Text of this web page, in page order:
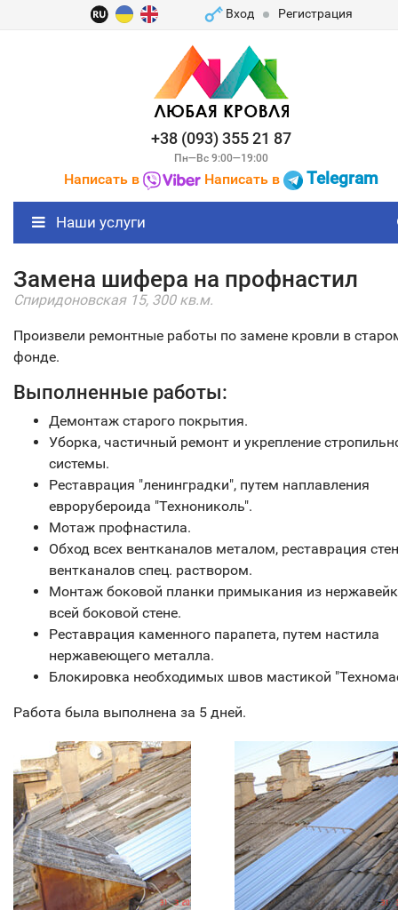
Вход Регистрация
+38 (093) 355 21 87
Пн—Вс 9:00—19:00
Написать в Написать в Telegram
Наши услуги
Замена шифера на профнастил
Спиридоновская 15, 300 кв.м.
Произвели ремонтные работы по замене кровли в
фонде.
Выполненные работы:
Демонтаж старого покрытия.
Уборка, частичный ремонт и укрепление
системы.
Реставрация "ленинградки", путем наплавления
еврорубероида "Технониколь".
Мотаж профнастила.
Обход всех вентканалов металом, реставрация стен
вентканалов спец. раствором.
Монтаж боковой планки примыкания из
всей боковой стене.
Реставрация каменного парапета, путем настила
нержавеющего металла.
Блокировка необходимых швов мастикой
Работа была выполнена за 5 дней.